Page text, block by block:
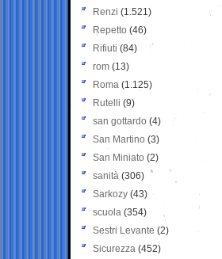
Renzi (1.521)
Repetto (46)
Rifiuti (84)
rom (13)
Roma (1.125)
Rutelli (9)
san gottardo (4)
San Martino (3)
San Miniato (2)
sanità (306)
Sarkozy (43)
scuola (354)
Sestri Levante (2)
Sicurezza (452)